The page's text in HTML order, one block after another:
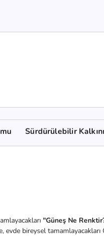
Sürdürülebilir
"Güneş Ne
bireysel tamamlayacakları